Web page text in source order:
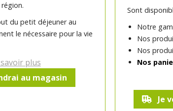
du petit déjeuner au
le nécessaire pour la vie
plus
au magasin
Sont
Notre
Nos
Nos
Nos
Je